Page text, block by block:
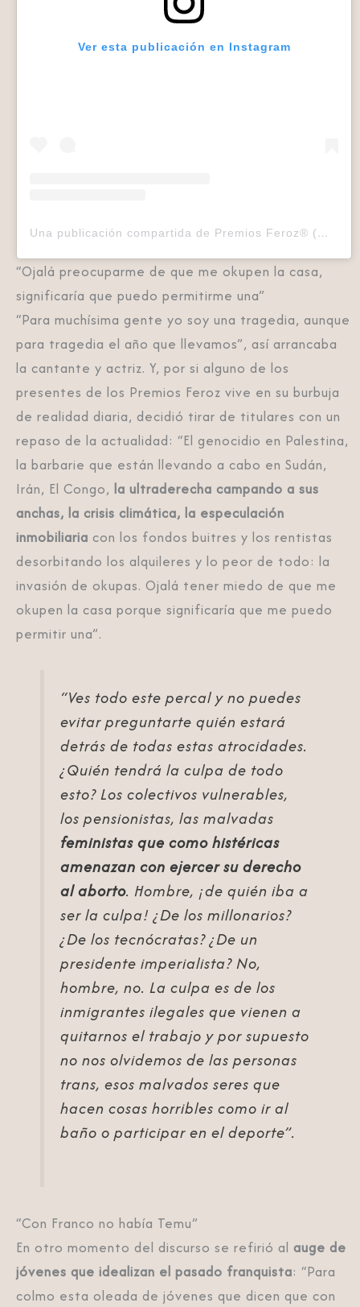
Ver esta publicación en Instagram
Una publicación compartida de Premios Feroz®️ (@premiosferoz)
“Ojalá preocuparme de que me okupen la casa,
significaría que puedo permitirme una”
“Para muchísima gente yo soy una tragedia, aunque
para tragedia el año que llevamos”, así arrancaba
la cantante y actriz. Y, por si alguno de los
presentes de los Premios Feroz vive en su burbuja
de realidad diaria, decidió tirar de titulares con un
repaso de la actualidad: “El genocidio en Palestina,
la barbarie que están llevando a cabo en Sudán,
Irán, El Congo, la ultraderecha campando a sus
anchas, la crisis climática, la especulación
inmobiliaria con los fondos buitres y los rentistas
desorbitando los alquileres y lo peor de todo: la
invasión de okupas. Ojalá tener miedo de que me
okupen la casa porque significaría que me puedo
permitir una”.
“Ves todo este percal y no puedes
evitar preguntarte quién estará
detrás de todas estas atrocidades.
¿Quién tendrá la culpa de todo
esto? Los colectivos vulnerables,
los pensionistas, las malvadas
feministas que como histéricas
amenazan con ejercer su derecho
al aborto. Hombre, ¡de quién iba a
ser la culpa! ¿De los millonarios?
¿De los tecnócratas? ¿De un
presidente imperialista? No,
hombre, no. La culpa es de los
inmigrantes ilegales que vienen a
quitarnos el trabajo y por supuesto
no nos olvidemos de las personas
trans, esos malvados seres que
hacen cosas horribles como ir al
baño o participar en el deporte”.
“Con Franco no había Temu”
En otro momento del discurso se refirió al auge de
jóvenes que idealizan el pasado franquista: “Para
colmo esta oleada de jóvenes que dicen que con